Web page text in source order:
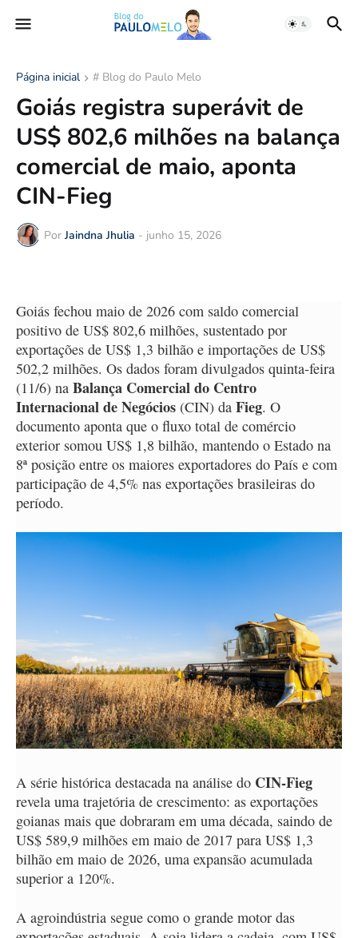
Página inicial # Blog do Paulo Melo
Goiás registra superávit de
US$ 802,6 milhões na balança
comercial de maio, aponta
CIN-Fieg
Por Jaindna Jhulia - junho 15, 2026
Goiás fechou maio de 2026 com saldo comercial
positivo de US$ 802,6 milhões, sustentado por
exportações de US$ 1,3 bilhão e importações de US$
502,2 milhões. Os dados foram divulgados quinta-feira
(11/6) na Balança Comercial do Centro
Internacional de Negócios (CIN) da Fieg. O
documento aponta que o fluxo total de comércio
exterior somou US$ 1,8 bilhão, mantendo o Estado na
8ª posição entre os maiores exportadores do País e com
participação de 4,5% nas exportações brasileiras do
período.
A série histórica destacada na análise do CIN-Fieg
revela uma trajetória de crescimento: as exportações
goianas mais que dobraram em uma década, saindo de
US$ 589,9 milhões em maio de 2017 para US$ 1,3
bilhão em maio de 2026, uma expansão acumulada
superior a 120%.
A agroindústria segue como o grande motor das